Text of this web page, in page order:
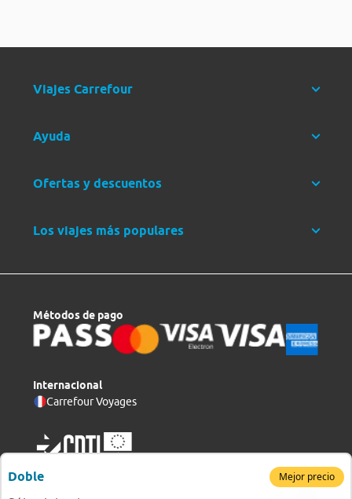
Doble Mejor precio
Viajes Carrefour
Ayuda
Ofertas y descuentos
Los viajes más populares
Métodos de pago
Internacional
Carrefour Voyages